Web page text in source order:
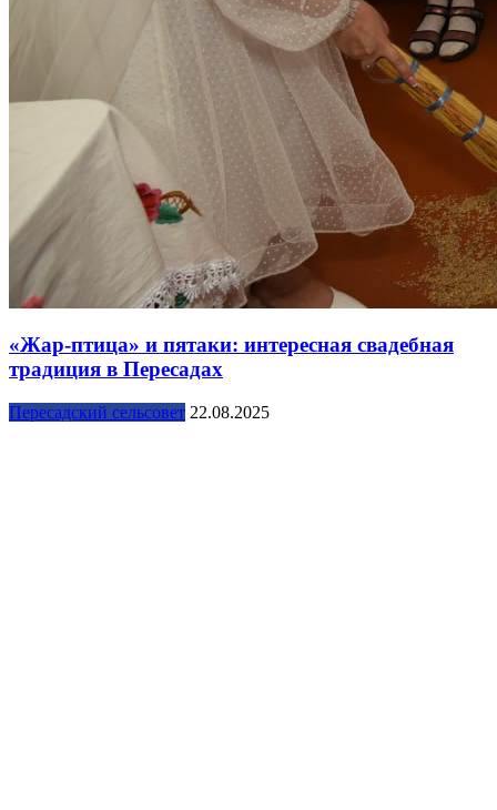
«Жар-птица» и пятаки: интересная свадебная
традиция в Пересадах
Пересадский сельсовет 22.08.2025